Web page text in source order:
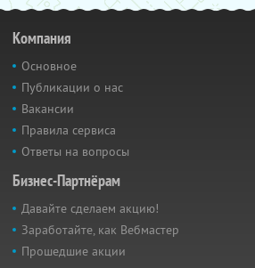
Компания
Основное
Публикации о нас
Вакансии
Правила сервиса
Ответы на вопросы
Бизнес-Партнёрам
Давайте сделаем акцию!
Заработайте, как Вебмастер
Прошедшие акции